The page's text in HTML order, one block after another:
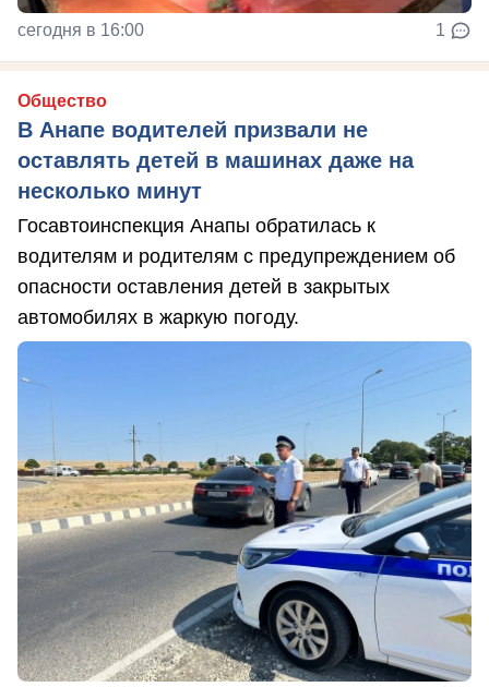
сегодня в 16:00 1
Общество
В Анапе водителей призвали не
оставлять детей в машинах даже на
несколько минут
Госавтоинспекция Анапы обратилась к
водителям и родителям с предупреждением об
опасности оставления детей в закрытых
автомобилях в жаркую погоду.